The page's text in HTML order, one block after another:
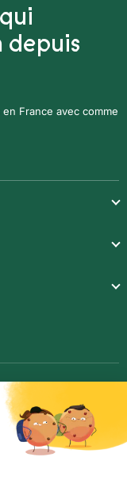
France avec comme